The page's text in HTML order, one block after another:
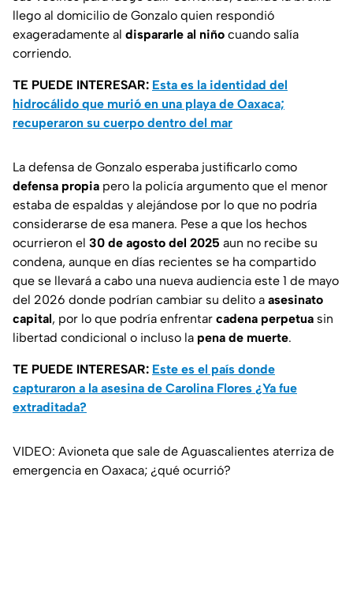
llego al domicilio de Gonzalo quien respondió
exageradamente al dispararle al niño cuando salía
corriendo.
TE PUEDE INTERESAR: Esta es la identidad del
hidrocálido que murió en una playa de Oaxaca;
recuperaron su cuerpo dentro del mar
La defensa de Gonzalo esperaba justificarlo como
defensa propia pero la policía argumento que el menor
estaba de espaldas y alejándose por lo que no podría
considerarse de esa manera. Pese a que los hechos
ocurrieron el 30 de agosto del 2025 aun no recibe su
condena, aunque en días recientes se ha compartido
que se llevará a cabo una nueva audiencia este 1 de mayo
del 2026 donde podrían cambiar su delito a asesinato
capital, por lo que podría enfrentar cadena perpetua sin
libertad condicional o incluso la pena de muerte.
TE PUEDE INTERESAR: Este es el país donde
capturaron a la asesina de Carolina Flores ¿Ya fue
extraditada?
VIDEO: Avioneta que sale de Aguascalientes aterriza de
emergencia en Oaxaca; ¿qué ocurrió?